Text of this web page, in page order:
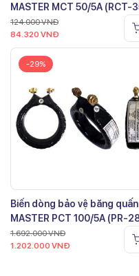
MASTER MCT 50/5A (RCT-
124.000VNĐ
84.320 VNĐ
-29%
Biến dòng bảo vệ băng quấn
MASTER PCT 100/5A (PR-
1.692.000VNĐ
1.202.000 VNĐ